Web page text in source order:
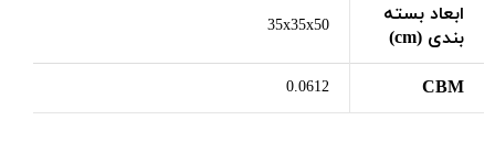
ابعاد بسته
بندی (cm)
35x35x50
CBM
0.0612